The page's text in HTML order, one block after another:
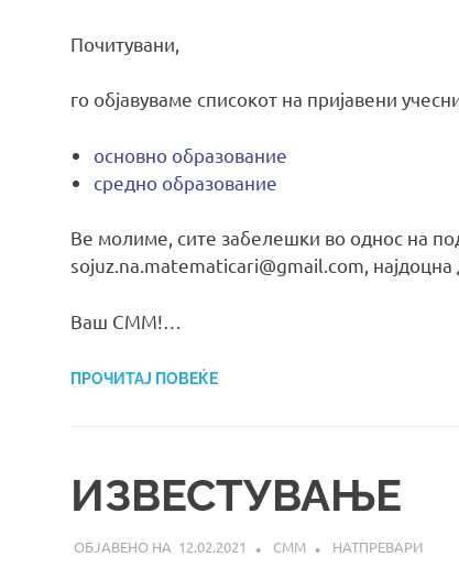
Почитувани,
го објавуваме списокот на пријавени
основно образование
средно образование
Ве молиме, сите забелешки во однос на
sojuz.na.matematicari@gmail.com, најдоцна
Ваш СММ!…
ПРОЧИТАЈ ПОВЕЌЕ
ИЗВЕСТУВАЊЕ
12.02.2021 СММ НАТПРЕВАРИ